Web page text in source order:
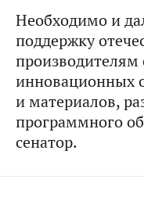
Необходимо и
поддержку
производителям
инновационных
и материалов,
программного
сенатор.